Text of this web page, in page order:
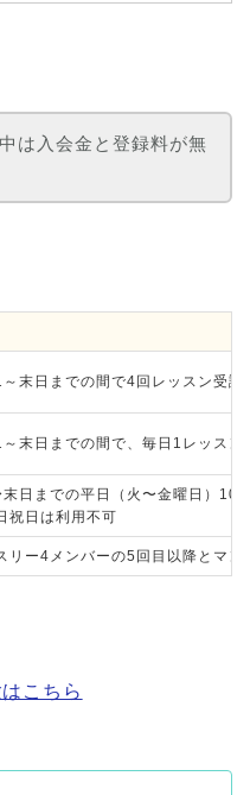
は入会金と登録料が無
末日までの間で4回レッスン受講
末日までの間で、毎日1レッスン
末日までの平日（火〜金曜日）10
祝日は利用不可
リー4メンバーの5回目以降とマ
こちら